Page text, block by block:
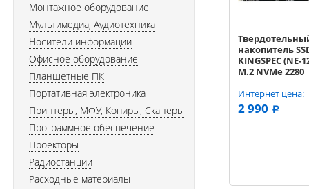
накопитель
KINGSPEC (NE-
M.2 NVMe 2280
Интернет цена:
2 990 a
Монтажное оборудование
Мультимедиа, Аудиотехника
Носители информации
Офисное оборудование
Планшетные ПК
Портативная электроника
Принтеры, МФУ, Копиры, Сканеры
Программное обеспечение
Проекторы
Радиостанции
Расходные материалы